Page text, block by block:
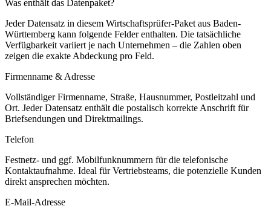
Was enthält das Datenpaket?
Jeder Datensatz in diesem Wirtschaftsprüfer-Paket aus Baden-
Württemberg kann folgende Felder enthalten. Die tatsächliche
Verfügbarkeit variiert je nach Unternehmen – die Zahlen oben
zeigen die exakte Abdeckung pro Feld.
Firmenname & Adresse
Vollständiger Firmenname, Straße, Hausnummer, Postleitzahl und
Ort. Jeder Datensatz enthält die postalisch korrekte Anschrift für
Briefsendungen und Direktmailings.
Telefon
Festnetz- und ggf. Mobilfunknummern für die telefonische
Kontaktaufnahme. Ideal für Vertriebsteams, die potenzielle Kunden
direkt ansprechen möchten.
E-Mail-Adresse